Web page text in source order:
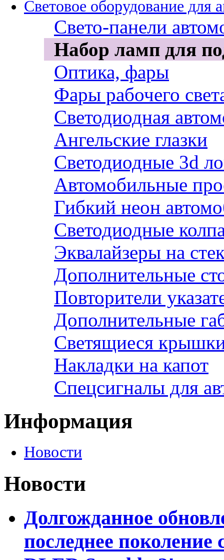
Световое оборудование для
Свето-панели
Набор ламп для
Оптика, фары
Фары рабочего
Светодиодная
Ангельские глазки
Светодиодные 3d
Автомобильные
Гибкий неон
Светодиодные
Эквалайзеры на
Дополнительные
Повторители
Дополнительные
Светящиеся
Накладки на капот
Спецсигналы для
Информация
Новости
Новости
Долгожданное
последнее